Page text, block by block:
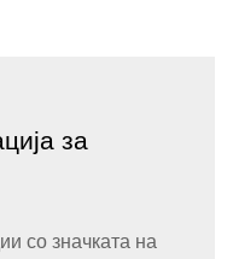
за
со значката на